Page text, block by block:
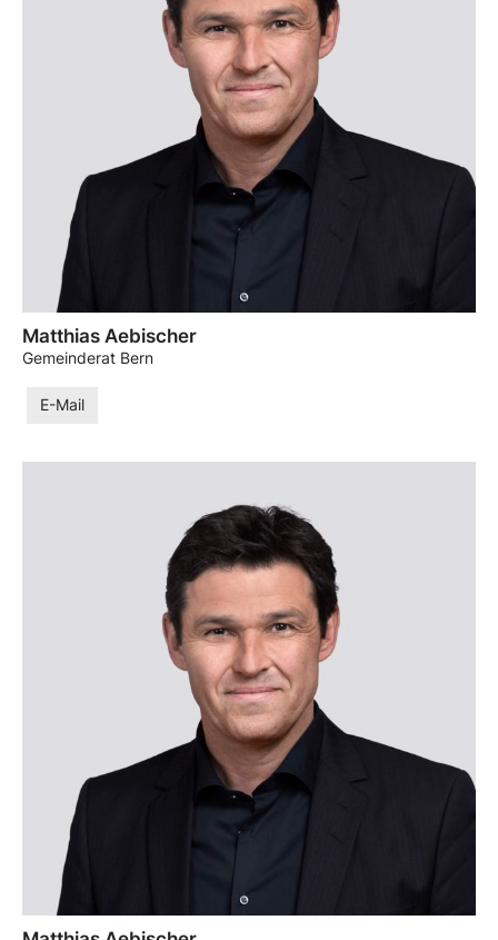
Matthias Aebischer
Gemeinderat Bern
E-Mail